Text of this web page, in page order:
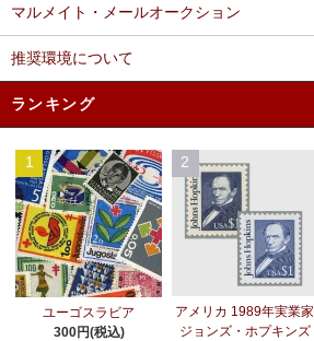
マルメイト・メールオークション
推奨環境について
ランキング
1
ユーゴスラビア
300円(税込)
2
アメリカ 1989年実業家
ジョンズ・ホプキンズ